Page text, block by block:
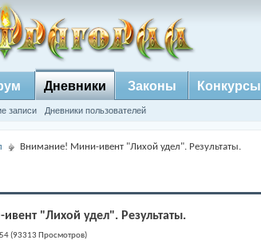
Дневники
записи Дневники пользователей
Законы Конкурсы
Внимание! Мини-ивент "Лихой удел". Результаты.
"Лихой удел". Результаты.
(93313 Просмотров)